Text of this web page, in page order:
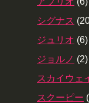
シグナス
ジュリオ (6)
ジョルノ (2)
スカイウェ
スクーピー